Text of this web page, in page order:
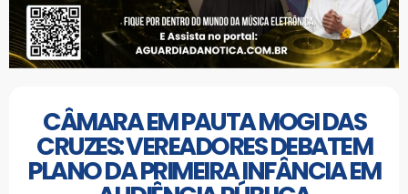
CÂMARA EM PAUTA MOGI DAS
CRUZES: VEREADORES DEBATEM
PLANO DA PRIMEIRA INFÂNCIA EM